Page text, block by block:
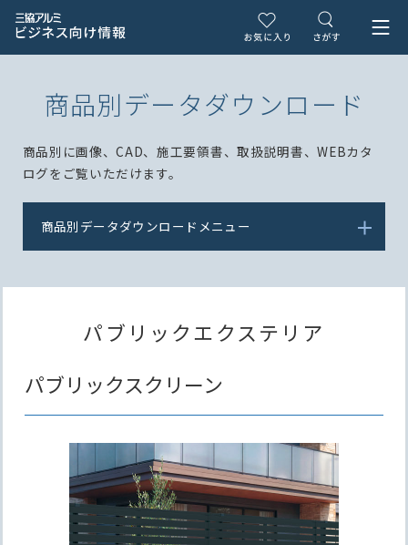
商品別データダウンロード
商品別に画像、CAD、施工要領書、取扱説明書、WEBカタ
ログをご覧いただけます。
商品別データダウンロードメニュー
パブリックエクステリア
パブリックスクリーン